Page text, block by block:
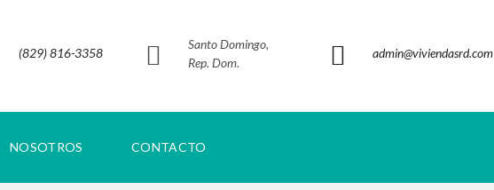
(829) 816-3358
Santo Domingo,
Rep. Dom.
admin@viviendasrd.com
NOSOTROS CONTACTO